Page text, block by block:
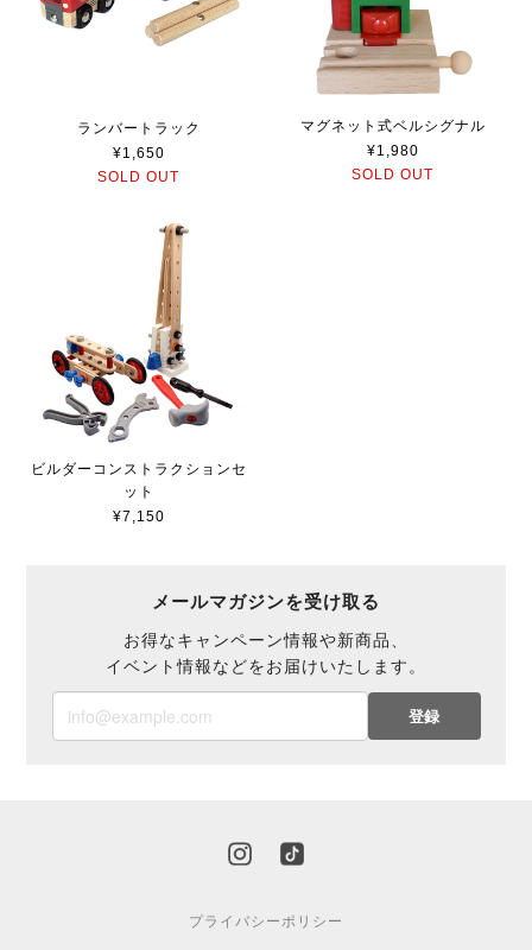
ランバートラック
¥1,650
SOLD OUT
マグネット式ベルシグナル
¥1,980
SOLD OUT
ビルダーコンストラクションセ
ット
¥7,150
メールマガジンを受け取る
お得なキャンペーン情報や新商品、
イベント情報などをお届けいたします。
登録
プライバシーポリシー